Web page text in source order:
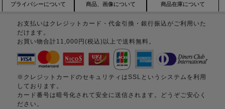
プライバシーについて 商品、画像について 商品在庫について
お支払いはクレジットカード・代金引換・銀行振込がご利用いた
だけます。
お買い物合計11,000円(税込)以上で送料無料。
※クレジットカードのセキュリティはSSLというシステムを利用
しております。
カード番号は暗号化されて安全に送信されます。どうぞご安心く
ださい。